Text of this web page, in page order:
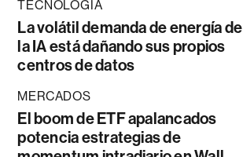
TECNOLOGÍA
La volátil demanda de energía de
la IA está dañando sus propios
centros de datos
MERCADOS
El boom de ETF apalancados
potencia estrategias de